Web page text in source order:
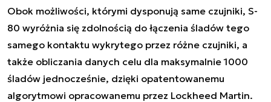
Obok możliwości, którymi dysponują same czujniki, S-
80 wyróżnia się zdolnością do łączenia śladów tego
samego kontaktu wykrytego przez różne czujniki, a
także obliczania danych celu dla maksymalnie 1000
śladów jednocześnie, dzięki opatentowanemu
algorytmowi opracowanemu przez Lockheed Martin.